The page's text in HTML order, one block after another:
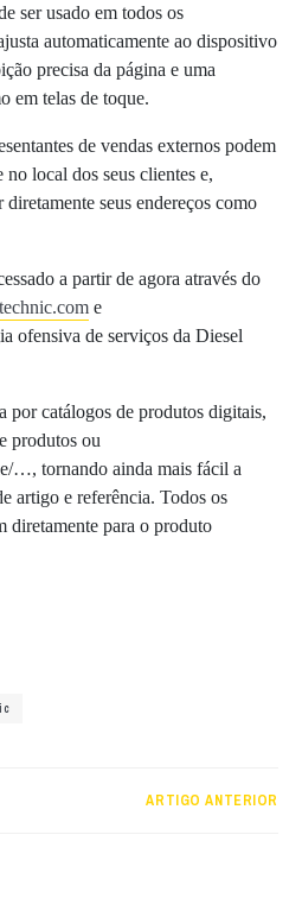
ser usado em todos os
automaticamente ao dispositivo
precisa da página e uma
em telas de toque.
de vendas externos podem
local dos seus clientes e,
seus endereços como
a partir de agora através do
e
ofensiva de serviços da Diesel
por catálogos de produtos digitais,
produtos ou
…, tornando ainda mais fácil a
artigo e referência. Todos os
diretamente para o produto
ARTIGO ANTERIOR